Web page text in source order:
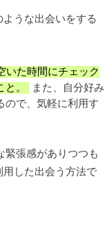
うな出会いをする
いた時間にチェック
と。
また、自分好み
ので、気軽に利用す
緊張感がありつつも
用した出会う方法で